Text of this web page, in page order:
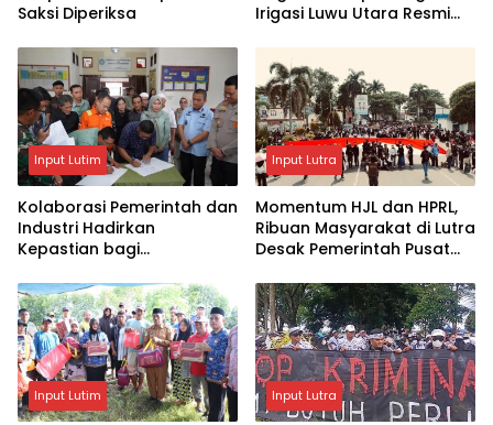
Saksi Diperiksa
Irigasi Luwu Utara Resmi
Input Lutim
Kolaborasi Pemerintah dan
Industri Hadirkan
Kepastian bagi
Pemkab Luwu Timur
Sepakati Penyelesaian
Lahan Old Camp
Input Lutra
Momentum HJL dan HPRL,
Ribuan Masyarakat di Lutra
Desak Pemerintah Pusat
Input Lutim Input Lutra